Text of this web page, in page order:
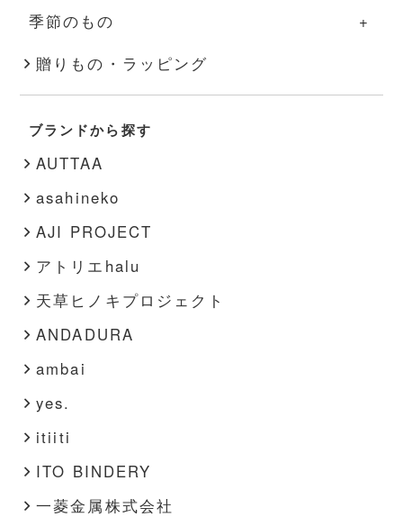
その他
スキンケア
文房具
その他
アクセサリー
靴下
インナー
その他
キャンドル
季節のもの
季節のものの一覧
秋・冬
春・夏
贈りもの・ラッピング
ブランドから探す
AUTTAA
asahineko
AJI PROJECT
アトリエhalu
天草ヒノキプロジェクト
ANDADURA
ambai
yes.
itiiti
ITO BINDERY
一菱金属株式会社